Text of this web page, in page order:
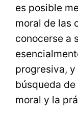
es posible
moral de las
conocerse a
progresiva,
búsqueda
moral y la